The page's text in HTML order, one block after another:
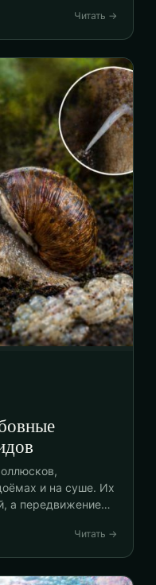
Читать →
и на суше. Их
а передвижение…
Читать →